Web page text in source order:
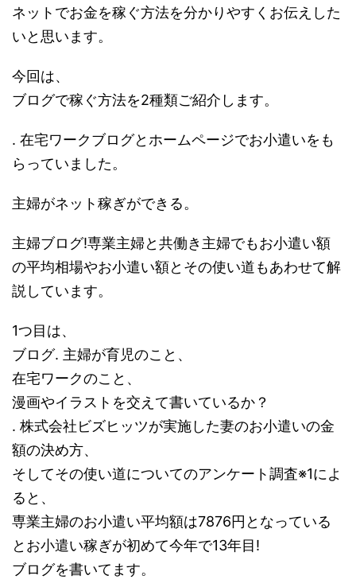
ネットでお金を稼ぐ方法を分かりやすくお伝えした
いと思います。
今回は、
ブログで稼ぐ方法を2種類ご紹介します。
. 在宅ワークブログとホームページでお小遣いをも
らっていました。
主婦がネット稼ぎができる。
主婦ブログ!専業主婦と共働き主婦でもお小遣い額
の平均相場やお小遣い額とその使い道もあわせて解
説しています。
1つ目は、
ブログ. 主婦が育児のこと、
在宅ワークのこと、
漫画やイラストを交えて書いているか？
. 株式会社ビズヒッツが実施した妻のお小遣いの金
額の決め方、
そしてその使い道についてのアンケート調査※1によ
ると、
専業主婦のお小遣い平均額は7876円となっている
とお小遣い稼ぎが初めて今年で13年目!
ブログを書いてます。